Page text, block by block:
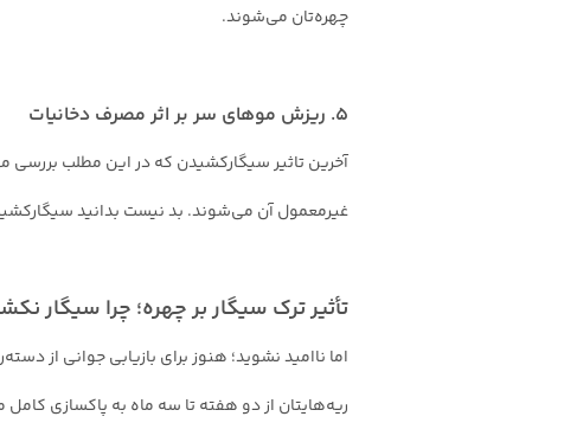
چهر‌ه‌تان می‌شوند.
5. ریزش موهای سر بر اثر مصرف دخانیات
آخرین تاثیر سیگارکشیدن که در این مطلب
غیرمعمول آن می‌شوند. بد نیست بدانید
تأثیر ترک سیگار بر چهره؛ چرا سیگار
اما ناامید نشوید؛ هنوز برای بازیابی جوانی از
ریه‌هایتان از دو هفته تا سه ماه به پاکسازی